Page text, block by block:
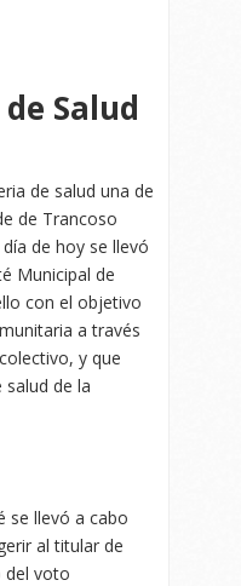
Salud
de salud una de
de Trancoso
de hoy se llevó
Municipal de
con el objetivo
a través
y que
de la
se llevó a cabo
al titular de
del voto